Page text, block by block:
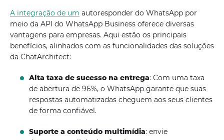
A integração de um autoresponder do WhatsApp por
meio da API do WhatsApp Business oferece diversas
vantagens para empresas. Aqui estão os principais
benefícios, alinhados com as funcionalidades das soluções
da ChatArchitect:
Alta taxa de sucesso na entrega: Com uma taxa
de abertura de 96%, o WhatsApp garante que suas
respostas automatizadas cheguem aos seus clientes
de forma confiável.
Suporte a conteúdo multimídia: envie